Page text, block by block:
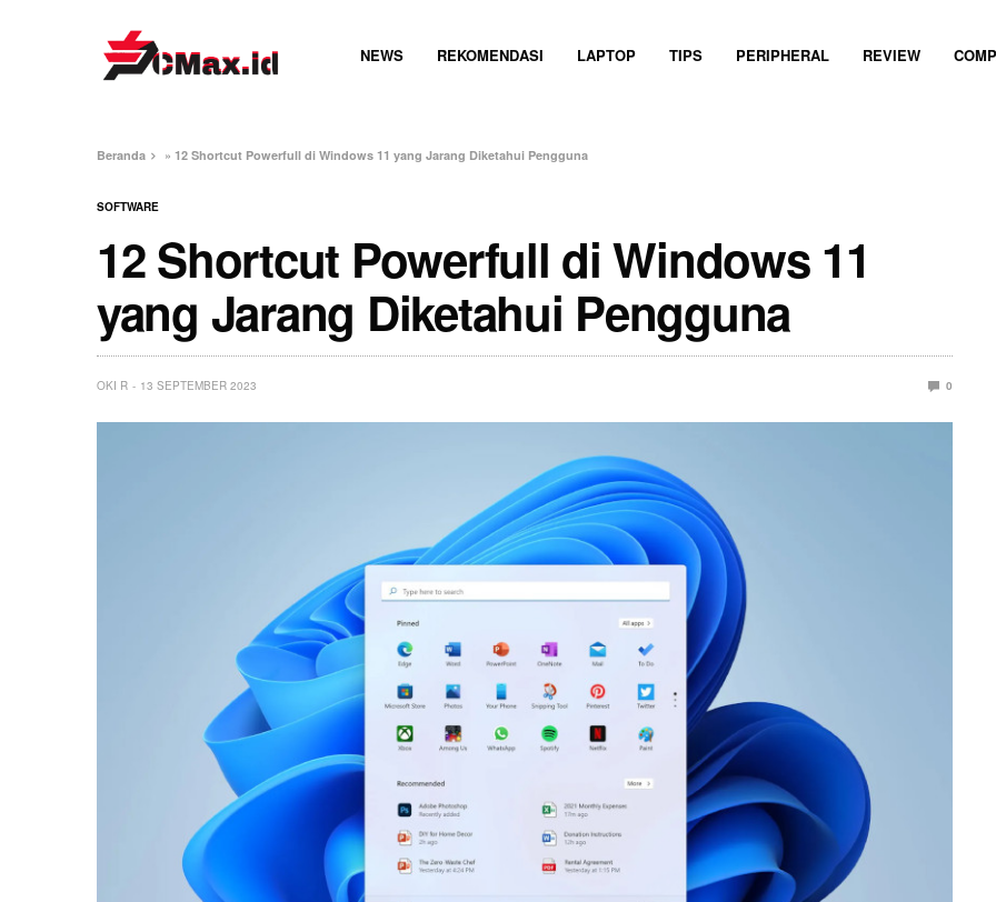
NEWS REKOMENDASI LAPTOP TIPS PERIPHERAL REVIEW
Beranda »12 Shortcut Powerfull di Windows 11 yang Jarang Diketahui Pengguna
SOFTWARE
12 Shortcut Powerfull di Windows 11
yang Jarang Diketahui Pengguna
OKI R 13 SEPTEMBER 2023 0